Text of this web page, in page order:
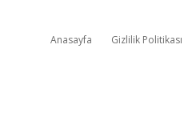
Anasayfa Gizlilik Politikası